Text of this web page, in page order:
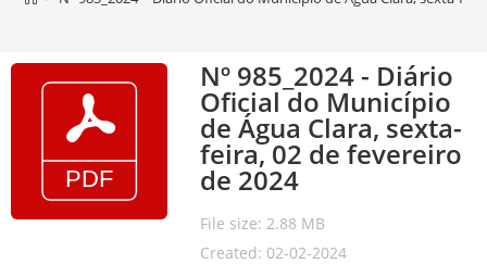
Nº 985_2024 - Diário
Oficial do Município
de Água Clara, sexta-
feira, 02 de fevereiro
de 2024
File size: 2.88 MB
Created: 02-02-2024